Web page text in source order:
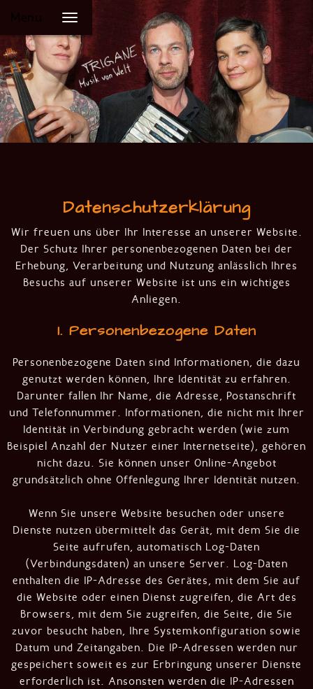
Menu
Datenschutzerklärung
Wir freuen uns über Ihr Interesse an unserer Website.
Der Schutz Ihrer personenbezogenen Daten bei der
Erhebung, Verarbeitung und Nutzung anlässlich Ihres
Besuchs auf unserer Website ist uns ein wichtiges
Anliegen.
1. Personenbezogene Daten
Personenbezogene Daten sind Informationen, die dazu
genutzt werden können, Ihre Identität zu erfahren.
Darunter fallen Ihr Name, die Adresse, Postanschrift
und Telefonnummer. Informationen, die nicht mit Ihrer
Identität in Verbindung gebracht werden (wie zum
Beispiel Anzahl der Nutzer einer Internetseite), gehören
nicht dazu. Sie können unser Online-Angebot
grundsätzlich ohne Offenlegung Ihrer Identität nutzen.
Wenn Sie unsere Website besuchen oder unsere
Dienste nutzen übermittelt das Gerät, mit dem Sie die
Seite aufrufen, automatisch Log-Daten
(Verbindungsdaten) an unsere Server. Log-Daten
enthalten die IP-Adresse des Gerätes, mit dem Sie auf
die Website oder einen Dienst zugreifen, die Art des
Browsers, mit dem Sie zugreifen, die Seite, die Sie
zuvor besucht haben, Ihre Systemkonfiguration sowie
Datum und Zeitangaben. Die IP-Adressen werden nur
gespeichert soweit es zur Erbringung unserer Dienste
erforderlich ist. Ansonsten werden die IP-Adressen